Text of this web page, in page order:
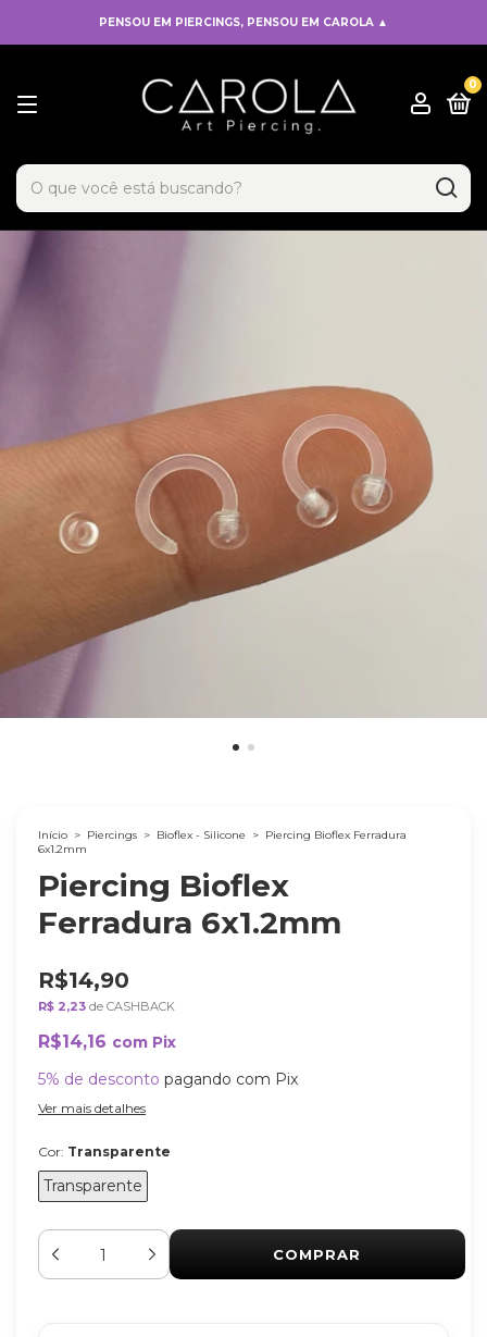
PENSOU EM PIERCINGS, PENSOU EM CAROLA ▲
0
x
Adicionado ao carrinho!
Início > Piercings > Bioflex - Silicone > Piercing Bioflex Ferradura
6x1.2mm
Piercing Bioflex
Ferradura 6x1.2mm
R$14,90
R$ 2,23 de CASHBACK
R$14,16 com Pix
5% de desconto pagando com Pix
Ver mais detalhes
Cor: Transparente
Transparente